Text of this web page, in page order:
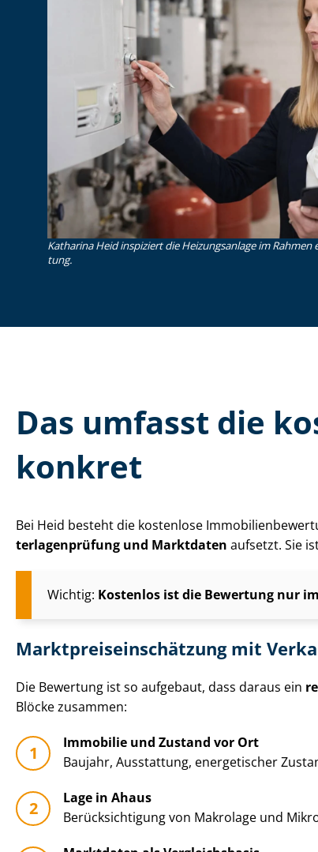
Katharina Heid inspiziert die Heizungsanlage im
tung.
Das umfasst die
konkret
Bei Heid besteht die kostenlose
ter­la­gen­prü­fung und Marktdaten aufsetzt. Sie
Wichtig: Kostenlos ist die Bewertung nur
Markt­preis­ein­schät­zung mit
Die Bewertung ist so aufgebaut, dass daraus ein
Blöcke zusammen:
Immobilie und Zustand vor Ort
Baujahr, Ausstattung, energetischer
Lage in Ahaus
Be­rück­sich­ti­gung von Makrolage und